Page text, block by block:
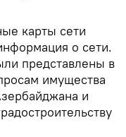
карты сети
о сети.
представлены в
имущества
и